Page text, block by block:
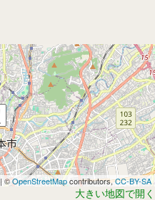
| ©OpenStreetMapcontributors,CC-BY-SA
大きい地図で開く